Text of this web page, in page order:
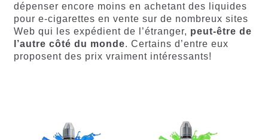
dépenser encore moins en achetant des liquides
pour e-cigarettes en vente sur de nombreux sites
Web qui les expédient de l’étranger, peut-être de
l’autre côté du monde. Certains d’entre eux
proposent des prix vraiment intéressants!